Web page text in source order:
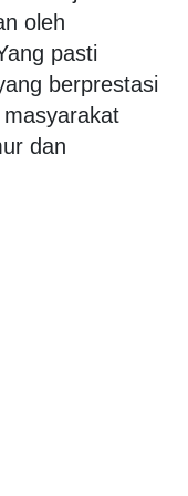
oleh
pasti
berprestasi
dan